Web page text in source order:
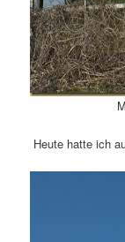
Heute hatte ich